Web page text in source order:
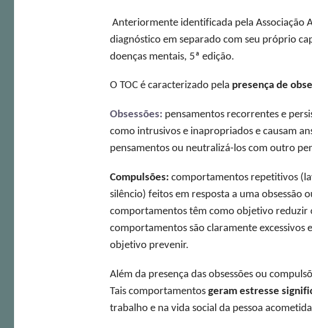
Anteriormente identificada pela Associação
diagnóstico em separado com seu próprio
doenças mentais, 5ª edição.
O TOC é caracterizado pela presença de
Obsessões: pensamentos recorrentes e
como intrusivos e inapropriados e causam
pensamentos ou neutralizá-los com outro
Compulsões: comportamentos repetitivos
silêncio) feitos em resposta a uma obsessão
comportamentos têm como objetivo reduzir
comportamentos são claramente
objetivo prevenir.
Além da presença das obsessões ou
Tais comportamentos geram estresse
trabalho e na vida social da pessoa